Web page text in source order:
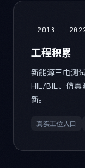
2018 —
工程积累
新能源三电测
HIL/BIL、仿
新。
真实工位入口